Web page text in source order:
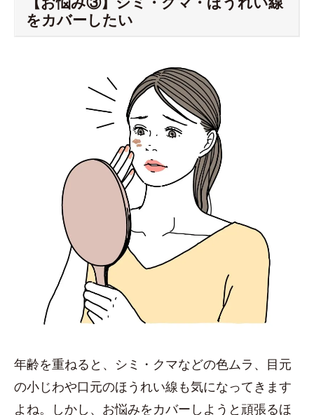
をカバーしたい
年齢を重ねると、シミ・クマなどの色ムラ、目元
の小じわや口元のほうれい線も気になってきます
よね。しかし、お悩みをカバーしようと頑張るほ